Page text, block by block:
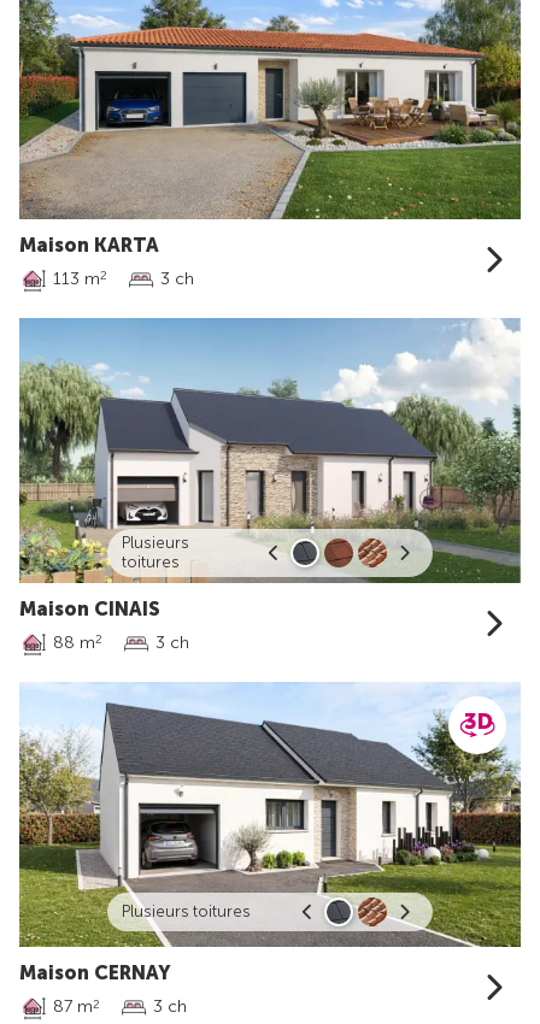
Maison KARTA
113 m2 3 ch
Maison CINAIS
88 m2 3 ch
Plusieurs
toitures
Maison CERNAY
87 m2 3 ch
Plusieurs toitures